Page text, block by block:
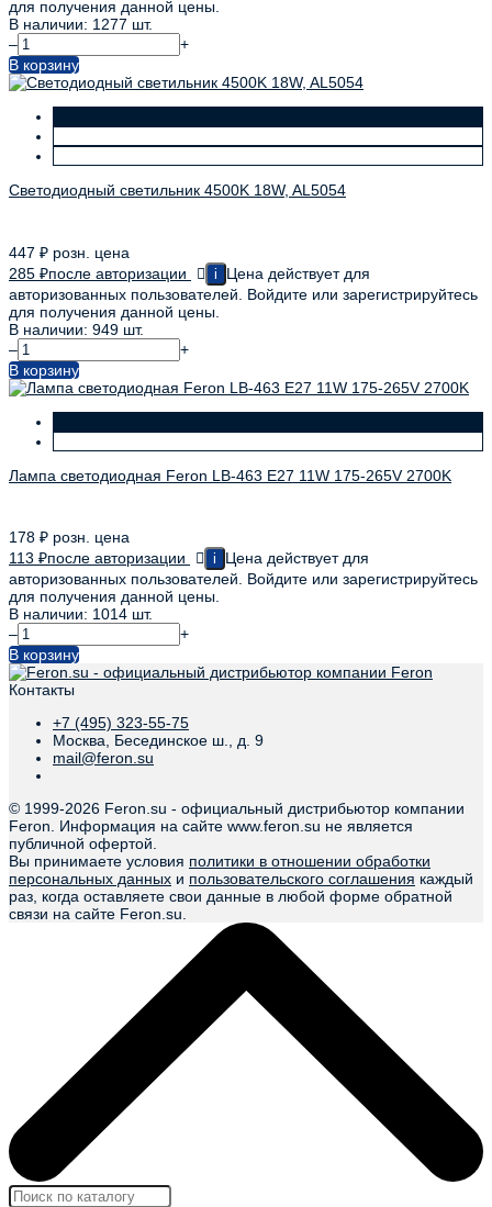
для получения данной цены.
В наличии: 1277 шт.
–
+
В корзину
Светодиодный светильник 4500K 18W, AL5054
447 ₽ розн. цена
285 ₽после авторизации i
Цена действует для
авторизованных пользователей. Войдите или зарегистрируйтесь
для получения данной цены.
В наличии: 949 шт.
–
+
В корзину
Лампа светодиодная Feron LB-463 E27 11W 175-265V 2700K
178 ₽ розн. цена
113 ₽после авторизации i
Цена действует для
авторизованных пользователей. Войдите или зарегистрируйтесь
для получения данной цены.
В наличии: 1014 шт.
–
+
В корзину
Контакты
+7 (495) 323-55-75
Москва, Бесединское ш., д. 9
mail@feron.su
© 1999-2026 Feron.su - официальный дистрибьютор компании
Feron. Информация на сайте www.feron.su не является
публичной офертой.
Вы принимаете условия политики в отношении обработки
персональных данных и пользовательского соглашения каждый
раз, когда оставляете свои данные в любой форме обратной
связи на сайте Feron.su.